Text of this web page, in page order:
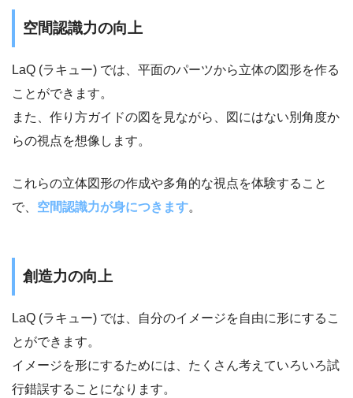
空間認識力の向上
LaQ (ラキュー) では、平面のパーツから立体の図形を作る
ことができます。
また、作り方ガイドの図を見ながら、図にはない別角度か
らの視点を想像します。
これらの立体図形の作成や多角的な視点を体験すること
で、 空間認識力が身につきます。
創造力の向上
LaQ (ラキュー) では、自分のイメージを自由に形にするこ
とができます。
イメージを形にするためには、たくさん考えていろいろ試
行錯誤することになります。